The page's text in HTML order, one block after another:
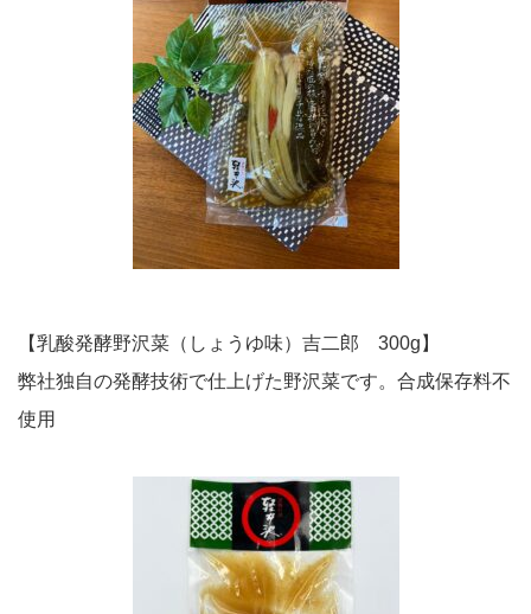
【乳酸発酵野沢菜（しょうゆ味）吉二郎 300g】
弊社独自の発酵技術で仕上げた野沢菜です。合成保存料不
使用